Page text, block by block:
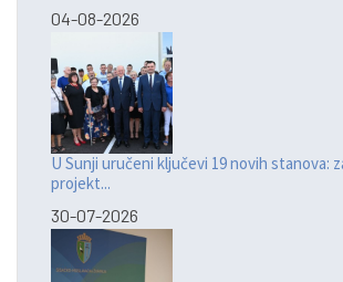
04-08-2026
U Sunji uručeni ključevi 19 novih stanova:
projekt...
30-07-2026